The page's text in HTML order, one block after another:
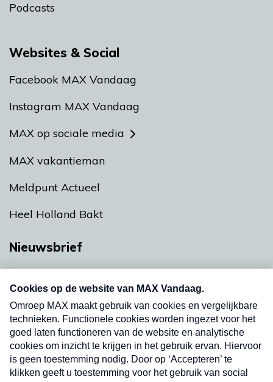
Podcasts
Websites & Social
Facebook MAX Vandaag
Instagram MAX Vandaag
MAX op sociale media
MAX vakantieman
Meldpunt Actueel
Heel Holland Bakt
Nieuwsbrief
nieuwsbrief. Elke vrijdag- en dinsdagochtend in
uw mailbox.
Verzend